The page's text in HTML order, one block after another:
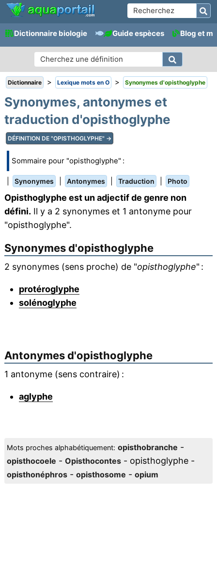
Dictionnaire biologie Guide espèces Blog et
Dictionnaire > Lexique mots en O > Synonymes d'opisthoglyphe
Synonymes, antonymes et
traduction d'opisthoglyphe
DÉFINITION DE "OPISTHOGLYPHE" →
Sommaire pour "opisthoglyphe" :
Synonymes Antonymes Traduction Photo
Opisthoglyphe est un adjectif de genre non
défini. Il y a 2 synonymes et 1 antonyme pour
"opisthoglyphe".
Synonymes d'opisthoglyphe
2 synonymes (sens proche) de "opisthoglyphe" :
protéroglyphe
solénoglyphe
Antonymes d'opisthoglyphe
1 antonyme (sens contraire) :
aglyphe
Mots proches alphabétiquement: opisthobranche -
opisthocoele - Opisthocontes- opisthoglyphe -
opisthonéphros- opisthosome - opium